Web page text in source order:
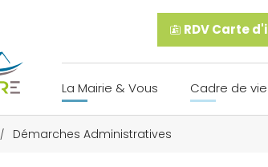
RDV Carte
La Mairie & Vous Cadre de vie
/ Démarches Administratives